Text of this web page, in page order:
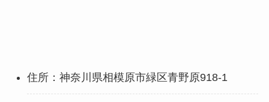
住所：神奈川県相模原市緑区青野原918-1